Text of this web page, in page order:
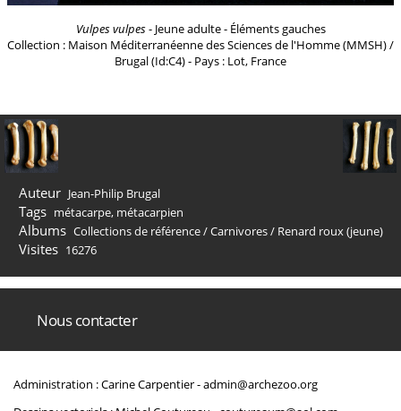
Vulpes vulpes- Jeune adulte - Éléments gauches
Collection : Maison Méditerranéenne des Sciences de l'Homme (MMSH) /
Brugal (Id:C4) - Pays : Lot, France
Auteur Jean-Philip Brugal
Tags métacarpe, métacarpien
Albums Collections de référence/Carnivores/ Renard roux (jeune)
Visites 16276
Nous contacter
Administration : Carine Carpentier -admin@archezoo.org